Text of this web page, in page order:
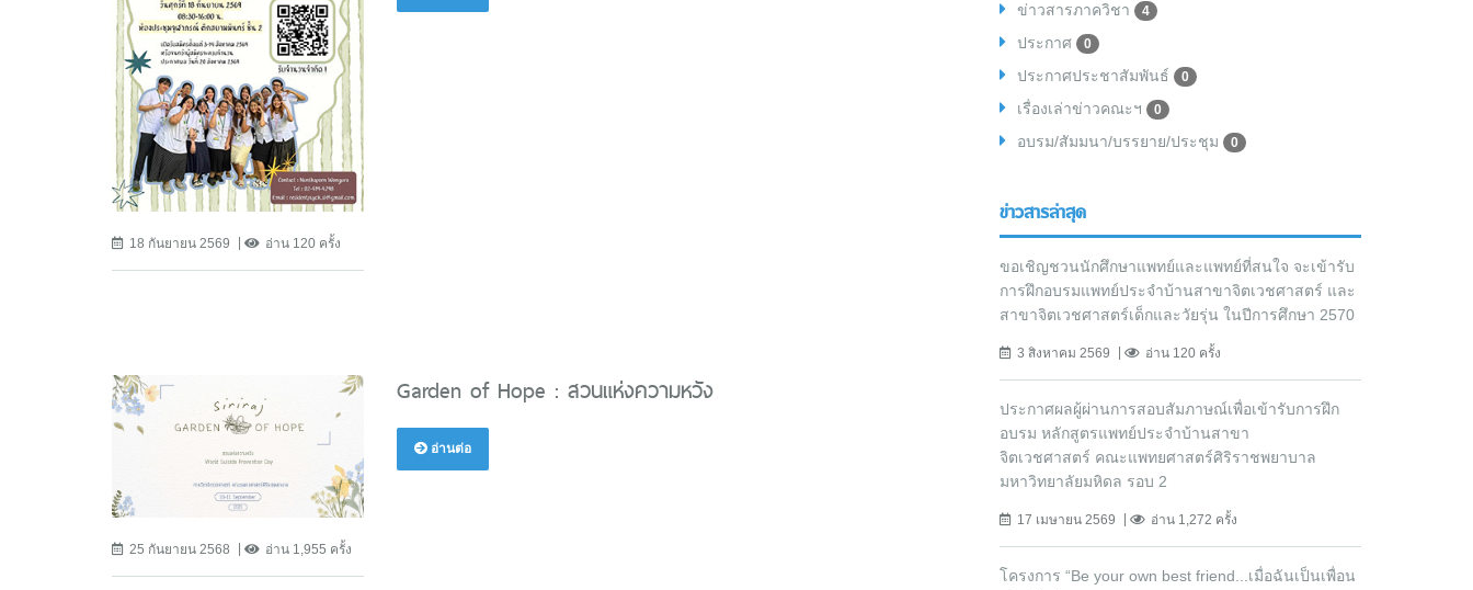
18 กันยายน 2569 อ่าน 120 ครั้ง
25 กันยายน 2568 อ่าน 1,955 ครั้ง
Garden of Hope : สวนแห่งความหวัง
อ่านต่อ
ข่าวสารภาควิชา 4
ประกาศ 0
ประกาศประชาสัมพันธ์ 0
เรื่องเล่าข่าวคณะฯ 0
อบรม/สัมมนา/บรรยาย/ประชุม 0
ข่าวสารล่าสุด
ขอเชิญชวนนักศึกษาแพทย์และแพทย์ที่สนใจ จะเข้ารับ
การฝึกอบรมแพทย์ประจำบ้านสาขาจิตเวชศาสตร์ และ
สาขาจิตเวชศาสตร์เด็กและวัยรุ่น ในปีการศึกษา 2570
3 สิงหาคม 2569 อ่าน 120 ครั้ง
ประกาศผลผู้ผ่านการสอบสัมภาษณ์เพื่อเข้ารับการฝึก
อบรม หลักสูตรแพทย์ประจำบ้านสาขา
จิตเวชศาสตร์ คณะแพทยศาสตร์ศิริราชพยาบาล
มหาวิทยาลัยมหิดล รอบ 2
17 เมษายน 2569 อ่าน 1,272 ครั้ง
โครงการ “Be your own best friend...เมื่อฉันเป็นเพื่อน